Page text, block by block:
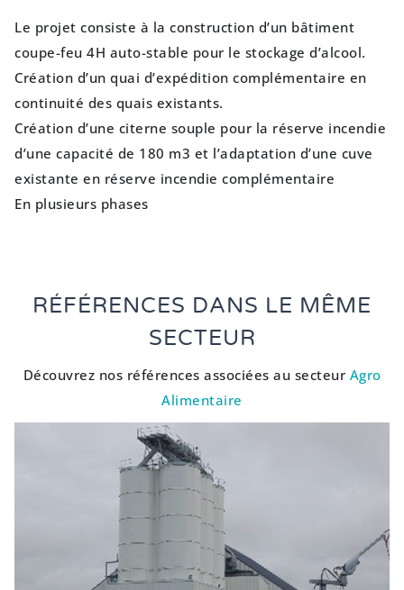
Le projet consiste à la construction d’un bâtiment
coupe-feu 4H auto-stable pour le stockage d’alcool.
Création d’un quai d’expédition complémentaire en
continuité des quais existants.
Création d’une citerne souple pour la réserve incendie
d’une capacité de 180 m3 et l’adaptation d’une cuve
existante en réserve incendie complémentaire
En plusieurs phases
RÉFÉRENCES DANS LE MÊME
SECTEUR
Découvrez nos références associées au secteur Agro
Alimentaire
CONSTRUCTION D’UNE TÊTE DE SILO ET
BUREAU (TRANCHE 1) ET CONSTRUCTION
D’UN SILO À PLAT (TRANCHE 2)
Agro Alimentaire,Industrie